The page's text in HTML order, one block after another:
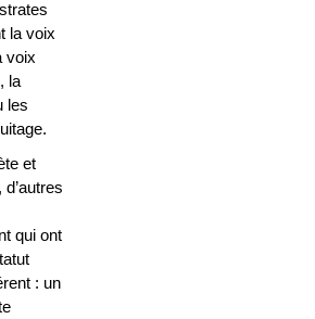
la voix
voix
la
les
et
qui ont
: un